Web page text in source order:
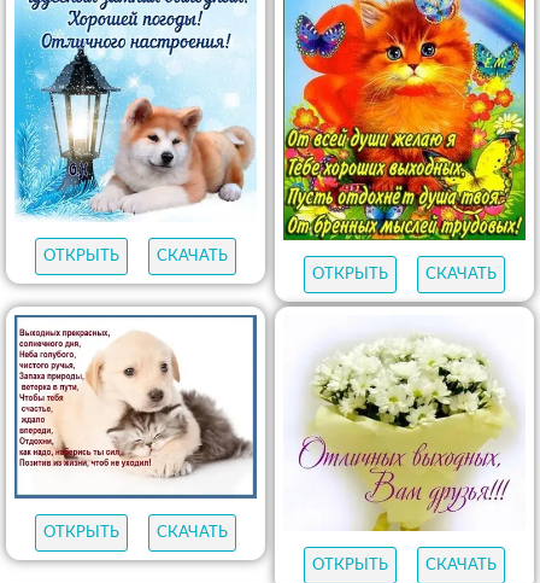
ОТКРЫТЬ
СКАЧАТЬ
ОТКРЫТЬ
СКАЧАТЬ
ОТКРЫТЬ СКАЧАТЬ
ОТКРЫТЬ СКАЧАТЬ